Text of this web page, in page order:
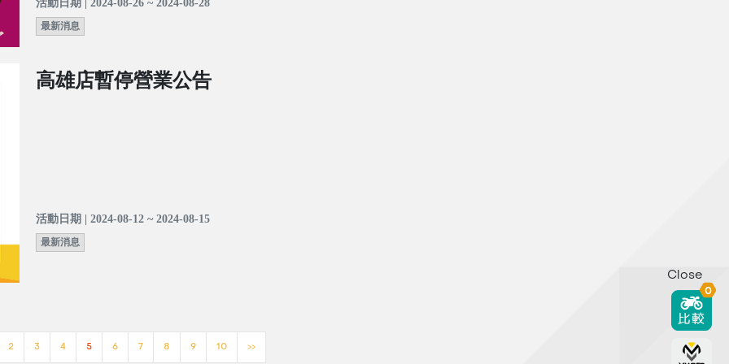
活動日期 | 2024-08-26 ~ 2024-08-28
最新消息
高雄店暫停營業公告
活動日期 | 2024-08-12 ~ 2024-08-15
最新消息
2 3 4 5 6 7 8 9 10 >>
Close
0